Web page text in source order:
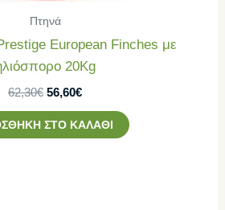
Πτηνά
European Finches με
20Kg
62,30€ 56,60€
ΣΤΟ ΚΑΛΆΘΙ